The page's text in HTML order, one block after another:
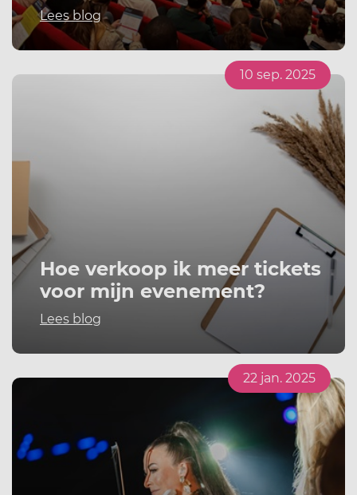
Lees blog
Hoe verkoop ik meer tickets
voor mijn evenement?
Lees blog
10 sep. 2025
22 jan. 2025